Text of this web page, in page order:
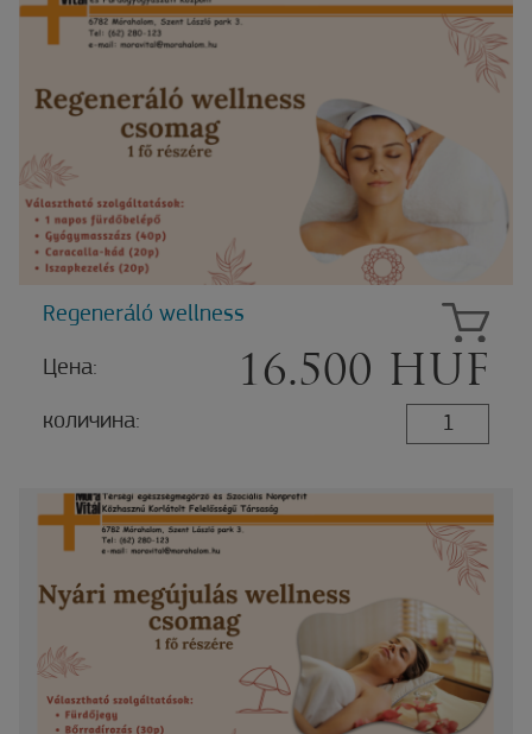
Regeneráló wellness
Цена: 16.500 HUF
количина: